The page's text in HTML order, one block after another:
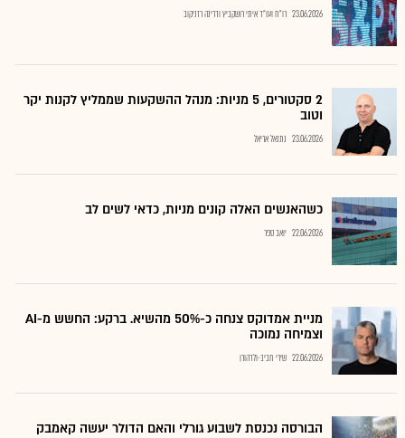
23.06.2026 רו"ח ועו"ד איתי רושקביץ ודרינה רזניקוב
2 סקטורים, 5 מניות: מנהל ההשקעות שממליץ לקנות יקר
וטוב
23.06.2026 נתנאל אריאל
כשהאנשים האלה קונים מניות, כדאי לשים לב
22.06.2026 יואב ספר
מניית אמדוקס צנחה כ-50% מהשיא. ברקע: החשש מ-AI
וצמיחה נמוכה
22.06.2026 שירי חביב-ולדהורן
הבורסה נכנסת לשבוע גורלי והאם הדולר יעשה קאמבק